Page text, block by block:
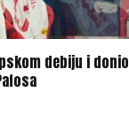
debiju i donio